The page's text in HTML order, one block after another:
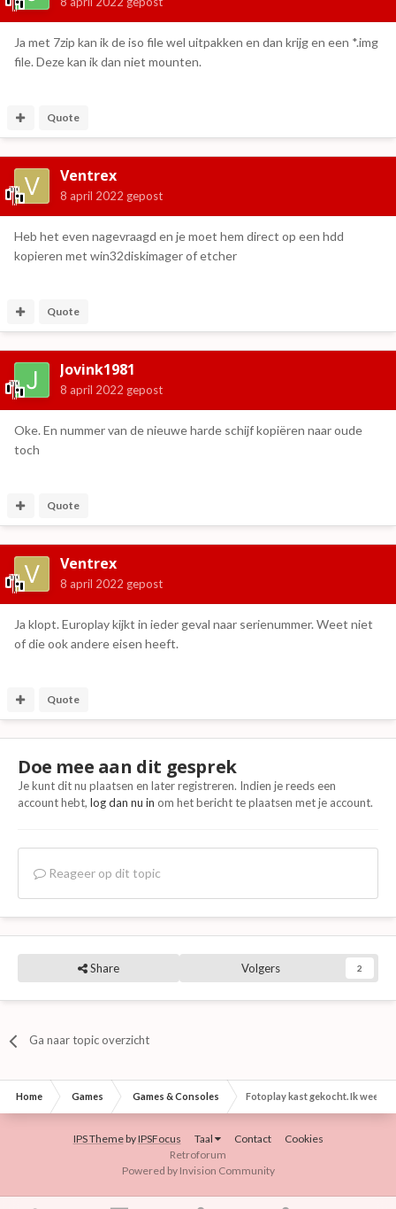
Ja met 7zip kan ik de iso file wel uitpakken en dan krijg en een *.img
file. Deze kan ik dan niet mounten.
Quote
Ventrex
8 april 2022 gepost
Heb het even nagevraagd en je moet hem direct op een hdd
kopieren met win32diskimager of etcher
Quote
Jovink1981
8 april 2022 gepost
Oke. En nummer van de nieuwe harde schijf kopiëren naar oude
toch
Quote
Ventrex
8 april 2022 gepost
Ja klopt. Europlay kijkt in ieder geval naar serienummer. Weet niet
of die ook andere eisen heeft.
Quote
Doe mee aan dit gesprek
Je kunt dit nu plaatsen en later registreren. Indien je reeds een
account hebt, log dan nu in om het bericht te plaatsen met je account.
Reageer op dit topic
Share Volgers 2
Ga naar topic overzicht
Home Games Games & Consoles Fotoplay kast gekocht. Ik weet
IPS ThemebyIPSFocus Taal Contact
Cookies
Retroforum
Powered by Invision Community